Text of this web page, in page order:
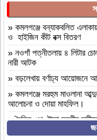
» কমলগঞ্জে বন্যাকবলিত
ও হাইজিন কীট বক্স বিতরণ
» নওগাঁ পত্নীতলায় ৪ লিটার
নারী আটক
» বড়লেখায় বর্ণাঢ্য আয়োজনে
» কমলগঞ্জে মরহুম মাওলানা
আলোচনা ও দোয়া মাহফিল।
»দৈনিক ৫শ টাকা মজুরীর
»কমলগঞ্জের শমশেরনগর চা